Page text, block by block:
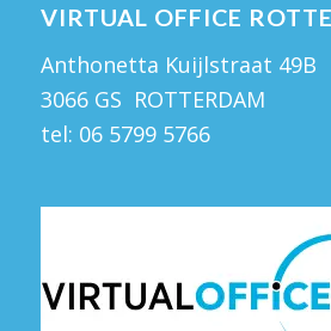
VIRTUAL OFFICE
Anthonetta Kuijlstraat 49B
3066 GS ROTTERDAM
tel: 06 5799 5766